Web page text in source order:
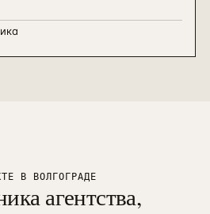
В ВОЛГОГРАДЕ
агентства,